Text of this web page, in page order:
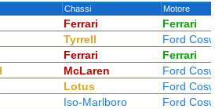
Chassi Motore
Ferrari
Ferrari
Tyrrell
Ford
Ferrari
Ferrari
McLaren
Ford
Lotus
Ford
Iso-Marlboro
Ford